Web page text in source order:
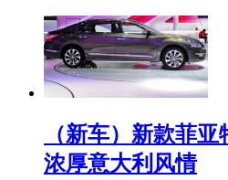
（新车）新款菲
浓厚意大利风情